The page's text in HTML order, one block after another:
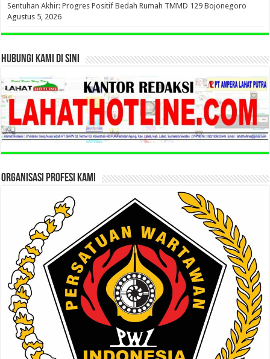
Sentuhan Akhir: Progres Positif Bedah Rumah TMMD 129 Bojonegoro
Agustus 5, 2026
HUBUNGI KAMI DI SINI
ORGANISASI PROFESI KAMI